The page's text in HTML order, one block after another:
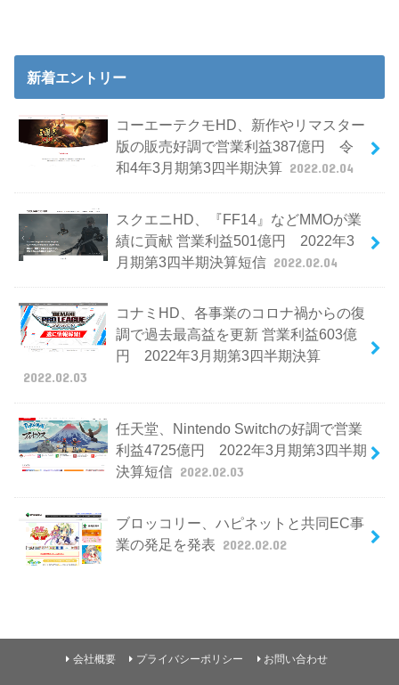
新着エントリー
コーエーテクモHD、新作やリマスター
版の販売好調で営業利益387億円 令
和4年3月期第3四半期決算 2022.02.04
スクエニHD、『FF14』などMMOが業
績に貢献 営業利益501億円 2022年3
月期第3四半期決算短信 2022.02.04
コナミHD、各事業のコロナ禍からの復
調で過去最高益を更新 営業利益603億
円 2022年3月期第3四半期決算
2022.02.03
任天堂、Nintendo Switchの好調で営業
利益4725億円 2022年3月期第3四半期
決算短信 2022.02.03
ブロッコリー、ハピネットと共同EC事
業の発足を発表 2022.02.02
会社概要 プライバシーポリシー お問い合わせ